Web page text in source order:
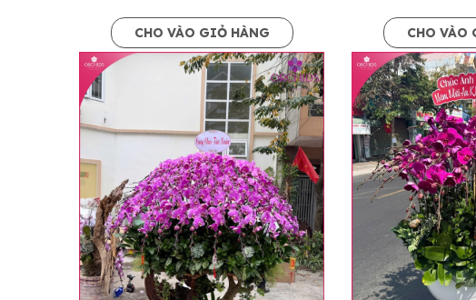
Lưu ý trước khi đặt hàng
• Về cây hoa: Một chậu hoa lan hồ điệp đẹp và
khác nhau đôi chút giữa sản phẩm thực tế và trên
nhiều, nở ít khi shop có sẵn nên sẽ thay đổi về độ
• Về kiểu dáng & phụ kiện: Beautiful Orchids cam
nếu có thay đổi về màu sắc hoa và kiểu chậu cũng
loại hoa và phụ kiện thay thế, vẫn giữ nguyên mức
CHO VÀO GIỎ HÀNG CHO VÀO